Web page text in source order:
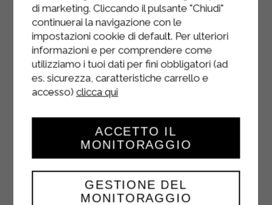
Mélangez les gnocchis avec la
crème Strakì et garnissez de
radicchio.
di marketing. Cliccando il pulsante "Chiudi"
continuerai la navigazione con le
impostazioni cookie di default. Per ulteriori
informazioni e per comprendere come
utilizziamo i tuoi dati per fini obbligatori (ad
es. sicurezza, caratteristiche carrello e
accesso) clicca qui
GESTIONE DEL
MONITORAGGIO
ACCETTO IL
MONITORAGGIO